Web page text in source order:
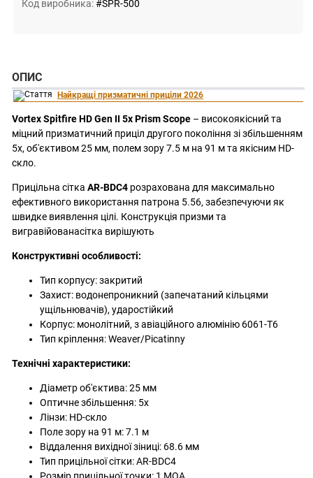
Код виробника:#SPR-500
ОПИС
Найкращі призматичні приціли 2026
Vortex Spitfire HD Gen II 5x Prism Scope – високоякісний та
міцний призматичний приціл другого покоління зі збільшенням
5х, об'єктивом 25 мм, полем зору 7.5 м на 91 м та якісним HD-
скло.
Прицільна сітка AR-BDC4 розрахована для максимально
ефективного використання патрона 5.56, забезпечуючи як
швидке виявлення цілі. Конструкція призми та
вигравійованасітка вирішують
Конструктивні особливості:
Тип корпусу: закритий
Захист: водонепроникний (запечатаний кільцями
ущільнювачів), ударостійкий
Корпус: монолітний, з авіаційного алюмінію 6061-T6
Тип кріплення: Weaver/Picatinny
Технічні характеристики:
Діаметр об'єктива: 25 мм
Оптичне збільшення: 5х
Лінзи: HD-скло
Поле зору на 91 м: 7.1 м
Віддалення вихідної зіниці: 68.6 мм
Тип прицільної сітки: AR-BDC4